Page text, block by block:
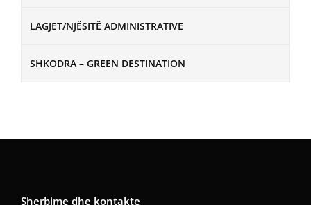
LAGJET/NJËSITË ADMINISTRATIVE
SHKODRA – GREEN DESTINATION
Sherbime dhe kontakte